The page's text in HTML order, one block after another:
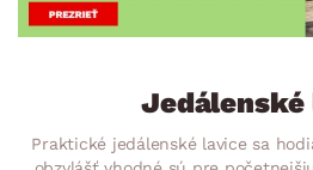
Jedálenské
Praktické jedálenské lavice sa